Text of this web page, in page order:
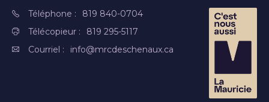
Téléphone :
819 840-0704
Télécopieur :
819 295-5117
Courriel :
info@mrcdeschenaux.ca